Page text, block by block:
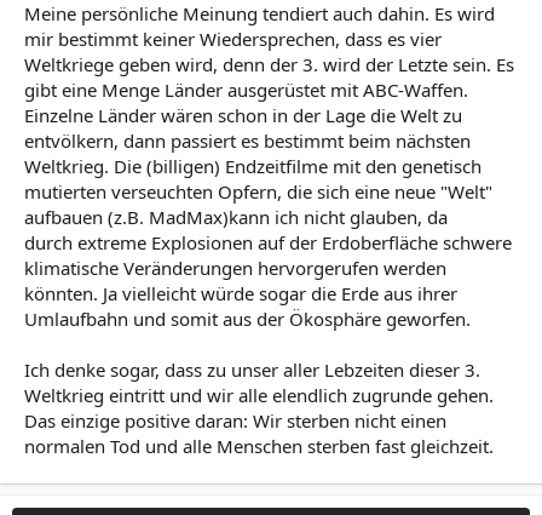
Meine persönliche Meinung tendiert auch dahin. Es wird
mir bestimmt keiner Wiedersprechen, dass es vier
Weltkriege geben wird, denn der 3. wird der Letzte sein. Es
gibt eine Menge Länder ausgerüstet mit ABC-Waffen.
Einzelne Länder wären schon in der Lage die Welt zu
entvölkern, dann passiert es bestimmt beim nächsten
Weltkrieg. Die (billigen) Endzeitfilme mit den genetisch
mutierten verseuchten Opfern, die sich eine neue "Welt"
aufbauen (z.B. MadMax)kann ich nicht glauben, da
durch extreme Explosionen auf der Erdoberfläche schwere
klimatische Veränderungen hervorgerufen werden
könnten. Ja vielleicht würde sogar die Erde aus ihrer
Umlaufbahn und somit aus der Ökosphäre geworfen.
Ich denke sogar, dass zu unser aller Lebzeiten dieser 3.
Weltkrieg eintritt und wir alle elendlich zugrunde gehen.
Das einzige positive daran: Wir sterben nicht einen
normalen Tod und alle Menschen sterben fast gleichzeit.